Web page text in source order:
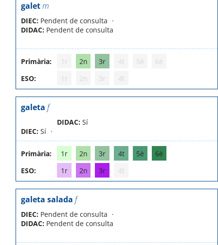
galetm
DIEC: Pendent de consulta
DIDAC: Pendent de consulta
Primària: 1r 2n 3r 4t 5è
6è
ESO:
1r 2n 3r 4t
galeta f
DIEC: Sí
DIDAC: Sí
Primària: 1r 2n 3r 4t 5è
6è
ESO:
1r 2n 3r 4t
galeta salada f
DIEC: Pendent de consulta
DIDAC: Pendent de consulta